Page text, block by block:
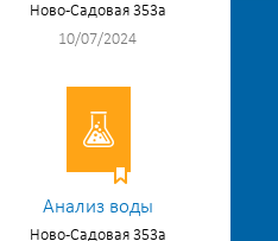
Ново-Садовая 353а
10/07/2024
Анализ воды
Ново-Садовая 353а